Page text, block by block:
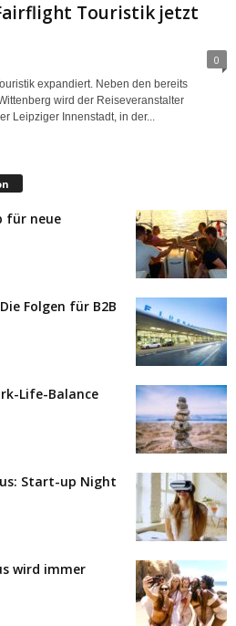
Touristik jetzt
0
expandiert. Neben den bereits
wird der Reiseveranstalter
Leipziger Innenstadt, in der...
für neue
Folgen für B2B
Life-Balance
Start-up Night
wird immer